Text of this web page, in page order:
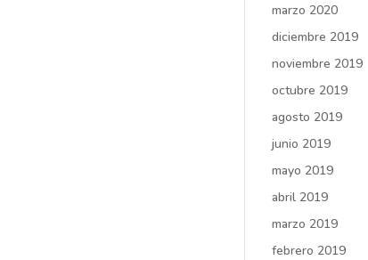
marzo 2020
diciembre 2019
noviembre 2019
octubre 2019
agosto 2019
junio 2019
mayo 2019
abril 2019
marzo 2019
febrero 2019